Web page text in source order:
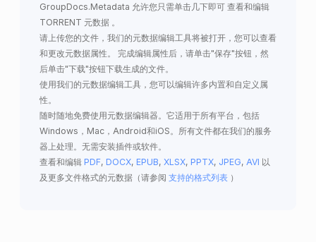
GroupDocs.Metadata 允许您只需单击几下即可 查看和编辑
TORRENT 元数据 。
请上传您的文件，我们的元数据编辑工具将被打开，您可以查看
和更改元数据属性。 完成编辑属性后，请单击"保存"按钮，然
后单击"下载"按钮下载生成的文件。
使用我们的元数据编辑工具，您可以编辑许多内置和自定义属
性。
随时随地免费使用元数据编辑器。它适用于所有平台，包括
Windows，Mac，Android和iOS。所有文件都在我们的服务
器上处理。无需安装插件或软件。
查看和编辑 PDF, DOCX, EPUB, XLSX, PPTX, JPEG, AVI 以
及更多文件格式的元数据（请参阅 支持的格式列表 ）